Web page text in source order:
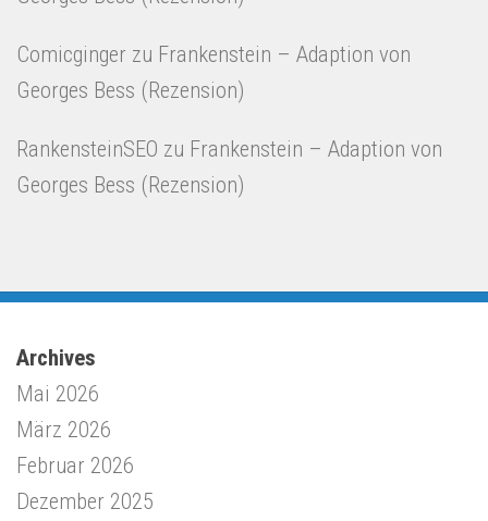
Comicginger zu Frankenstein – Adaption von
Georges Bess (Rezension)
RankensteinSEO zu Frankenstein – Adaption von
Georges Bess (Rezension)
Archives
Mai 2026
März 2026
Februar 2026
Dezember 2025